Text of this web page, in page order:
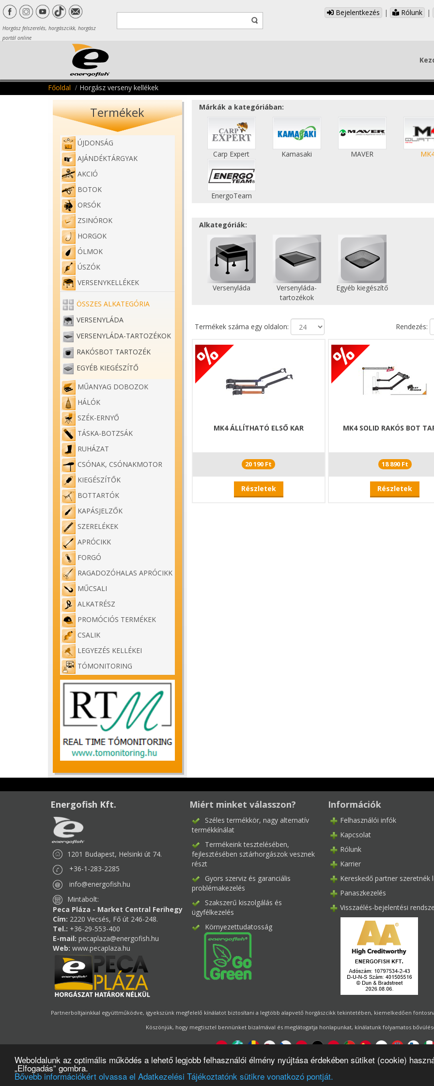
Weboldalunk az optimális működés a lehető legjobb felhasználói élmény nyújtása érdekében sütiket (cookie)
„Elfogadás” gombra.
Bővebb információkért olvassa el Adatkezelési Tájékoztatónk sütikre vonatkozó pontját.
Horgász felszerelés, horgászcikk, horgász
portál online
Bejelentkezés | Rólunk |
Főoldal Horgász verseny kellékek
Termékek
ÚJDONSÁG
AJÁNDÉKTÁRGYAK
AKCIÓ
BOTOK
ORSÓK
ZSINÓROK
HORGOK
ÓLMOK
ÚSZÓK
VERSENYKELLÉKEK
ÖSSZES ALKATEGÓRIA
VERSENYLÁDA
VERSENYLÁDA-TARTOZÉKOK
RAKÓSBOT TARTOZÉK
EGYÉB KIEGÉSZÍTŐ
MŰANYAG DOBOZOK
HÁLÓK
SZÉK-ERNYŐ
TÁSKA-BOTZSÁK
RUHÁZAT
CSÓNAK, CSÓNAKMOTOR
KIEGÉSZÍTŐK
BOTTARTÓK
KAPÁSJELZŐK
SZERELÉKEK
APRÓCIKK
FORGÓ
RAGADOZÓHALAS APRÓCIKK
MŰCSALI
ALKATRÉSZ
PROMÓCIÓS TERMÉKEK
CSALIK
LEGYEZÉS KELLÉKEI
TÓMONITORING
Márkák a kategóriában:
Carp Expert Kamasaki MAVER
EnergoTeam
Alkategóriák:
Versenyláda
Versenyláda-
tartozékok
Egyéb kiegészítő
Termékek száma egy oldalon: Rendezés:
MK4 ÁLLÍTHATÓ ELSŐ KAR
20 190 Ft
Részletek
MK4 SOLID RAKÓS BOT
18 890 Ft
Részletek
Energofish Kft.
1201 Budapest, Helsinki út 74.
+36-1-283-2285
info@energofish.hu
Mintabolt:
Peca Pláza - Market Central Ferihegy
Cím: 2220 Vecsés, Fő út 246-248.
Tel.: +36-29-553-400
E-mail: pecaplaza@energofish.hu
Web: www.pecaplaza.hu
Miért minket válasszon?
Széles termékkör, nagy alternatív
termékkínálat
Termékeink tesztelésében,
fejlesztésében sztárhorgászok vesznek
részt
Gyors szerviz és garanciális
problémakezelés
Szakszerű kiszolgálás és
ügyfélkezelés
Környezettudatosság
Információk
Felhasználói infók
Kapcsolat
Rólunk
Karrier
Kereskedő partner szeretnék
Panaszkezelés
Visszaélés-bejelentési
Partnerboltjainkkal együttműködve, igyekszünk megfelelő kínálatot biztosítani a legtöbb alapvető horgászcikk tekintetében, kiemelkedően
Köszönjük, hogy megtisztel bennünket bizalmával és meglátogatja honlapunkat, kínálatunk folyamatos
Designed byEnergofish Kft
Oldalmotor:CWBbyGloobus Software Developement